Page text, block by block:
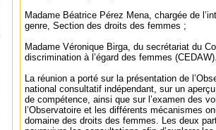
Madame Béatrice Pérez Mena, chargée de
genre, Section des droits des femmes ;
Madame Véronique Birga, du secrétariat du
discrimination à l’égard des femmes
La réunion a porté sur la présentation de
national consultatif indépendant, sur un
de compétence, ainsi que sur l’examen des
l’Observatoire et les différents mécanismes
domaine des droits des femmes. Les deux